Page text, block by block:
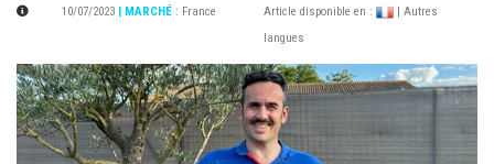
10/07/2023 | MARCHÉ : France Article disponible en :
| Autres
langues